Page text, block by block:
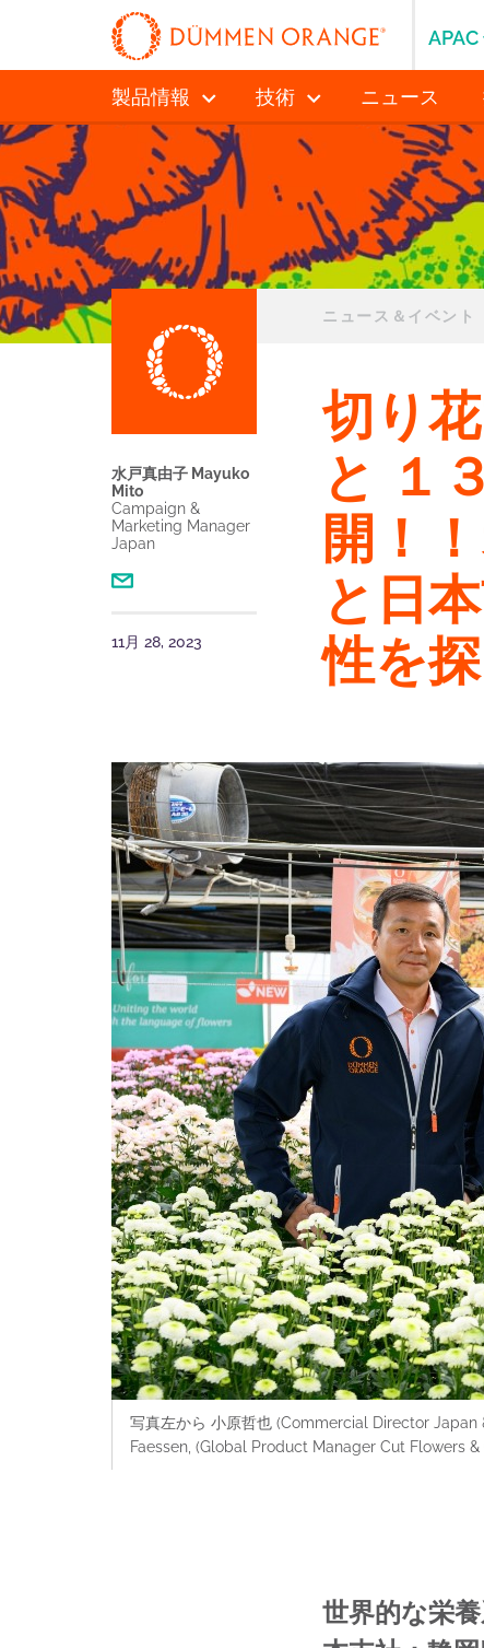
製品情報 技術 ニュース
APAC
ニュース＆イベント
水戸真由子 Mayuko
Mito
Campaign &
Marketing Manager
Japan
11月 28, 2023
切り
と １
開！
と⽇
性を
写真左から 小原哲也 (Commercial Director
Faessen, (Global Product Manager Cut Flowers
世界的な栄